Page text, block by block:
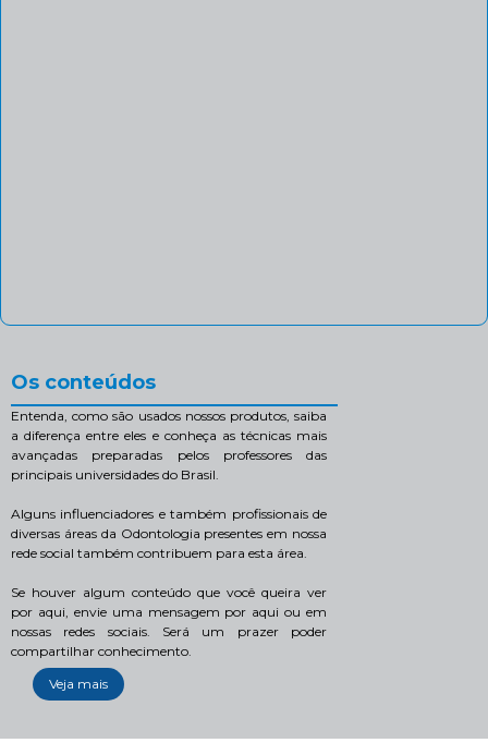
Os conteúdos
Entenda, como são usados nossos produtos, saiba
a diferença entre eles e conheça as técnicas mais
avançadas preparadas pelos professores das
principais universidades do Brasil.
Alguns influenciadores e também profissionais de
diversas áreas da Odontologia presentes em nossa
rede social também contribuem para esta área.
Se houver algum conteúdo que você queira ver
por aqui, envie uma mensagem por aqui ou em
nossas redes sociais. Será um prazer poder
compartilhar conhecimento.
Veja mais